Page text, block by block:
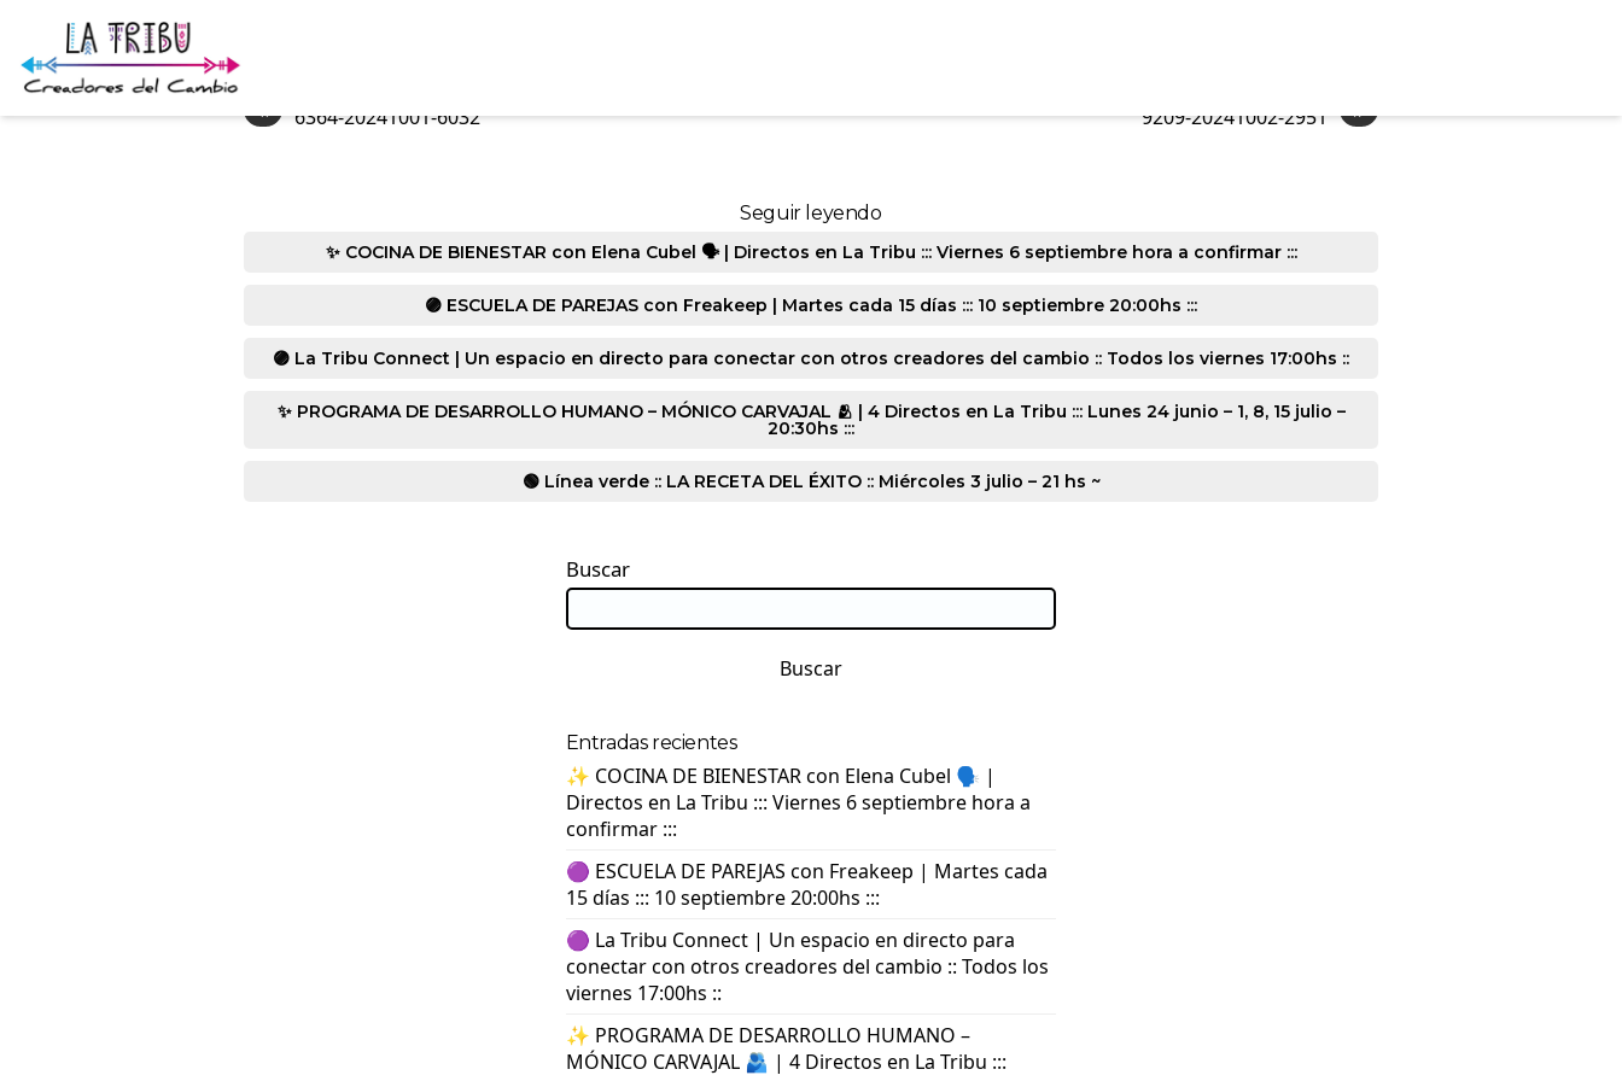
« 6364-20241001-6032 »
9209-20241002-2951
Seguir leyendo
✨ COCINA DE BIENESTAR con Elena Cubel 🗣️ | Directos en La Tribu ::: Viernes 6 septiembre hora a confirmar :::
🟣 ESCUELA DE PAREJAS con Freakeep | Martes cada 15 días ::: 10 septiembre 20:00hs :::
🟣 La Tribu Connect | Un espacio en directo para conectar con otros creadores del cambio :: Todos los viernes 17:00hs ::
✨ PROGRAMA DE DESARROLLO HUMANO – MÓNICO CARVAJAL 🫂 | 4 Directos en La Tribu ::: Lunes 24 junio – 1, 8, 15 julio –
20:30hs :::
🟢 Línea verde :: LA RECETA DEL ÉXITO :: Miércoles 3 julio – 21 hs ~
Buscar
Buscar
Entradas recientes
✨ COCINA DE BIENESTAR con Elena Cubel 🗣️ |
Directos en La Tribu ::: Viernes 6 septiembre hora a
confirmar :::
🟣 ESCUELA DE PAREJAS con Freakeep | Martes cada
15 días ::: 10 septiembre 20:00hs :::
🟣 La Tribu Connect | Un espacio en directo para
conectar con otros creadores del cambio :: Todos los
viernes 17:00hs ::
✨ PROGRAMA DE DESARROLLO HUMANO –
MÓNICO CARVAJAL 🫂 | 4 Directos en La Tribu :::